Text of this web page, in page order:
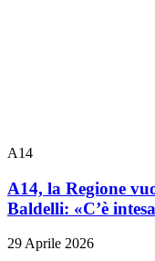
A14
A14, la Regione
Baldelli: «C’è
29 Aprile 2026